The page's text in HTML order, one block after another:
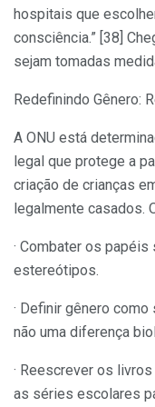
hospitais que
consciência.” [38]
sejam tomadas
Redefinindo Gênero:
A ONU está
legal que protege a
criação de crianças
legalmente casados.
· Combater os
estereótipos.
· Definir gênero
não uma diferença
· Reescrever os
as séries escolares